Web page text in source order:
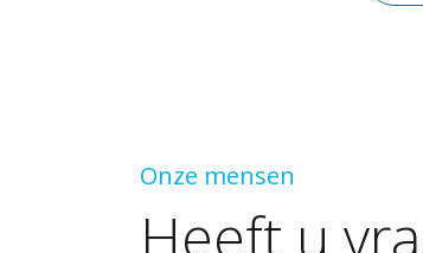
Onze mensen
Heeft u